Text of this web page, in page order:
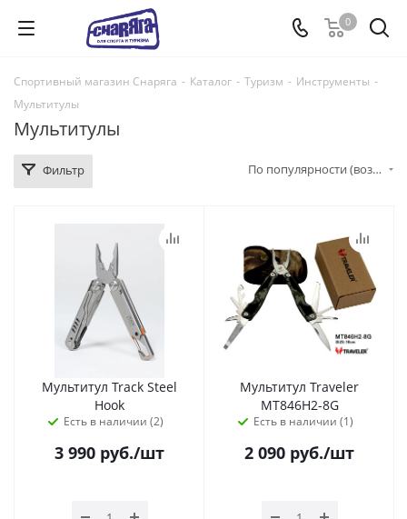
0
Спортивный магазин Снаряга - Каталог - Туризм - Инструменты -
Мультитулы
Мультитулы
Фильтр По популярности (возрастание)
Мультитул Track Steel
Hook
Есть в наличии (2)
3 990 руб./шт
Мультитул Traveler
MT846H2-8G
Есть в наличии (1)
2 090 руб./шт